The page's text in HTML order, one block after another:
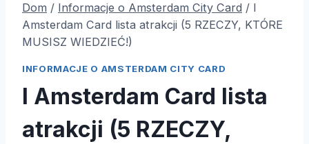
Dom / Informacje o Amsterdam City Card / I
Amsterdam Card lista atrakcji (5 RZECZY, KTÓRE
MUSISZ WIEDZIEĆ!)
INFORMACJE O AMSTERDAM CITY CARD
I Amsterdam Card lista
atrakcji (5 RZECZY,